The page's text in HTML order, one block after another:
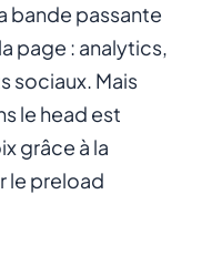
bande passante
page : analytics,
sociaux. Mais
le head est
grâce à la
le preload